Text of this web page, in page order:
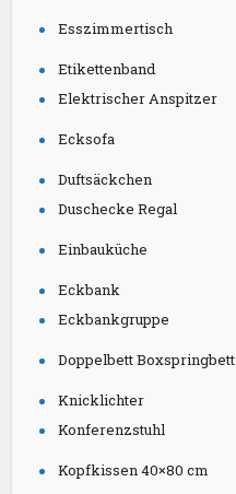
Esszimmertisch
Etikettenband
Elektrischer Anspitzer
Ecksofa
Duftsäckchen
Duschecke Regal
Einbauküche
Eckbank
Eckbankgruppe
Doppelbett Boxspringbett
Knicklichter
Konferenzstuhl
Kopfkissen 40×80 cm